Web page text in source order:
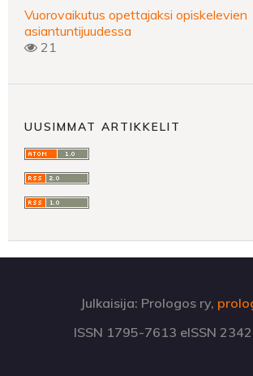
Vuorovaikutus opettajaksi opiskelevien
asiantuntijuudessa
21
UUSIMMAT ARTIKKELIT
Julkaisija: Prologos ry,
ISSN 1795-7613 eISSN